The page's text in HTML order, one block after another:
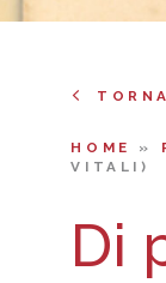
HOME »
VITALI)
Di